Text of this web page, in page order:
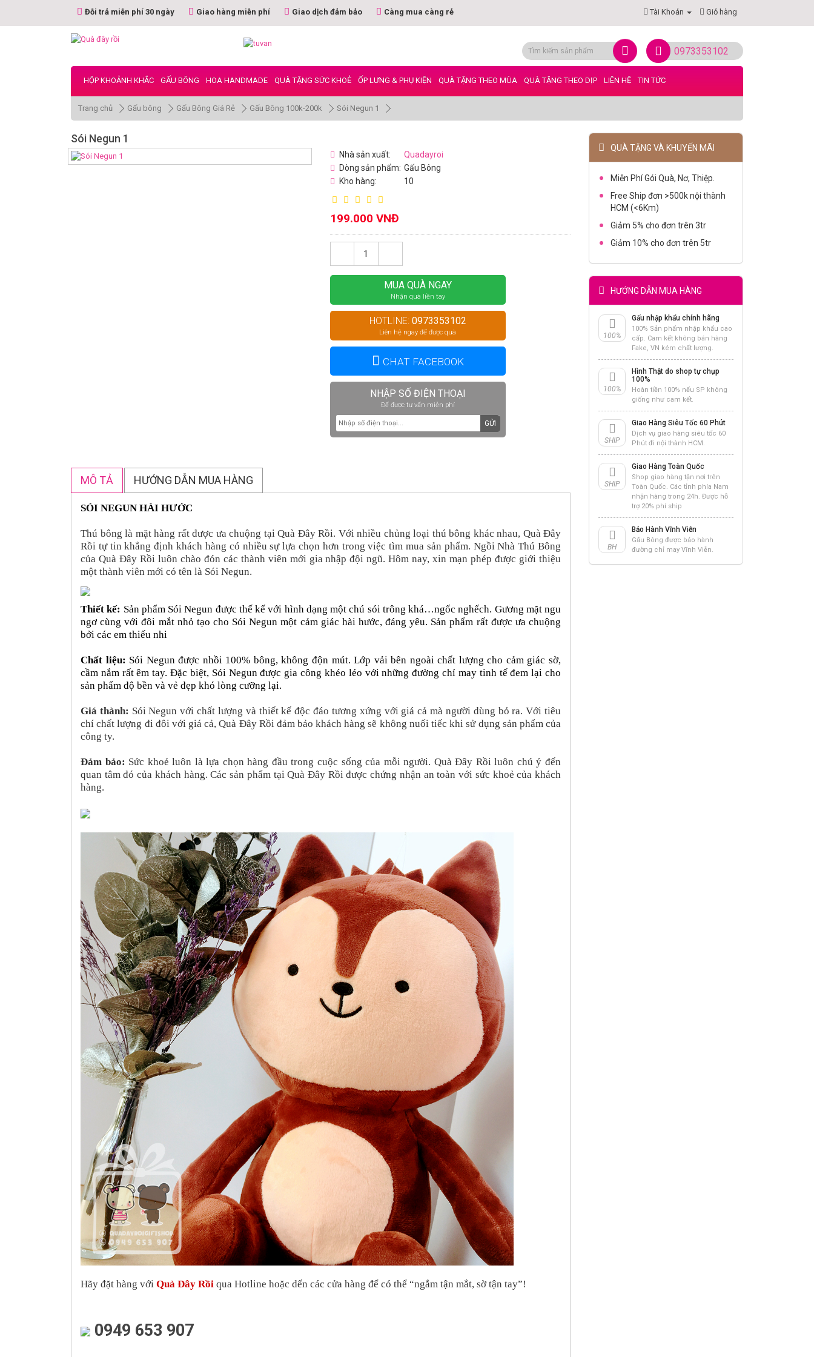
Đỗi trả miễn phí 30 ngày Giao hàng miễn phí Giao dịch đảm bảo Càng mua càng rẻ Tài Khoản Giỏ hàng
0973353102
HỘP KHOẢNH KHẮC GẤU BÔNG HOA HANDMADE QUÀ TẶNG SỨC KHOẺ ỐP LƯNG & PHỤ KIỆN QUÀ TẶNG THEO MÙA QUÀ TẶNG THEO DỊP LIÊN HỆ TIN TỨC
Trang chủ Gấu bông Gấu Bông Giá Rẻ Gấu Bông 100k-200k Sói Negun 1
Sói Negun 1
Nhà sản xuất:
Quadayroi
Dòng sản phẩm: Gấu Bông
Kho hàng:
10
199.000 VNĐ
MUA QUÀ NGAY
Nhận quà liền tay
HOTLINE: 0973353102
Liên hệ ngay để được quà
CHAT FACEBOOK
NHẬP SỐ ĐIỆN THOẠI
Để được tư vấn miễn phí
GỬI
MÔ TẢ HƯỚNG DẪN MUA HÀNG
SÓI NEGUN HÀI HƯỚC
Thú bông là mặt hàng rất được ưa chuộng tại Quà Đây Rồi. Với nhiều chủng loại thú bông khác nhau, Quà Đây
Rồi tự tin khẳng định khách hàng có nhiều sự lựa chọn hơn trong việc tìm mua sản phẩm. Ngồi Nhà Thú Bông
của Quà Đây Rồi luôn chào đón các thành viên mới gia nhập đội ngũ. Hôm nay, xin mạn phép được giới thiệu
một thành viên mới có tên là Sói Negun.
Thiết kế: Sản phẩm Sói Negun được thế kế với hình dạng một chú sói trông khá…ngốc nghếch. Gương mặt ngu
ngơ cùng với đôi mắt nhỏ tạo cho Sói Negun một cảm giác hài hước, đáng yêu. Sản phẩm rất được ưa chuộng
bởi các em thiếu nhi
Chất liệu: Sói Negun được nhồi 100% bông, không độn mút. Lớp vải bên ngoài chất lượng cho cảm giác sờ,
cầm nắm rất êm tay. Đặc biệt, Sói Negun được gia công khéo léo với những đường chỉ may tinh tế đem lại cho
sản phẩm độ bền và vẻ đẹp khó lòng cưỡng lại.
Giá thành: Sói Negun với chất lượng và thiết kế độc đáo tương xứng với giá cả mà người dùng bỏ ra. Với tiêu
chí chất lượng đi đôi với giá cả, Quà Đây Rồi đảm bảo khách hàng sẽ không nuối tiếc khi sử dụng sản phẩm của
công ty.
Đảm bảo: Sức khoẻ luôn là lựa chọn hàng đầu trong cuộc sống của mỗi người. Quà Đây Rồi luôn chú ý đến
quan tâm đó của khách hàng. Các sản phẩm tại Quà Đây Rồi được chứng nhận an toàn với sức khoẻ của khách
hàng.
Hãy đặt hàng với Quà Đây Rồi qua Hotline hoặc dến các cửa hàng để có thể “ngắm tận mắt, sờ tận tay”!
0949 653 907
QUÀ TẶNG VÀ KHUYẾN MÃI
Miễn Phí Gói Quà, Nơ, Thiệp.
Free Ship đơn >500k nội thành
HCM (<6Km)
Giảm 5% cho đơn trên 3tr
Giảm 10% cho đơn trên 5tr
HƯỚNG DẪN MUA HÀNG
100%
Gấu nhập khẩu chính hãng
100% Sản phẩm nhập khẩu cao
cấp. Cam kết không bán hàng
Fake, VN kém chất lượng.
100%
Hình Thật do shop tự chụp
100%
Hoàn tiền 100% nếu SP không
giống như cam kết.
SHIP
Giao Hàng Siêu Tốc 60 Phút
Dịch vụ giao hàng siêu tốc 60
Phút đi nội thành HCM.
SHIP
Giao Hàng Toàn Quốc
Shop giao hàng tận nơi trên
Toàn Quốc. Các tỉnh phía Nam
nhận hàng trong 24h. Được hỗ
trợ 20% phí ship
BH
Bảo Hành Vĩnh Viễn
Gấu Bông được bảo hành
đường chỉ may Vĩnh Viễn.